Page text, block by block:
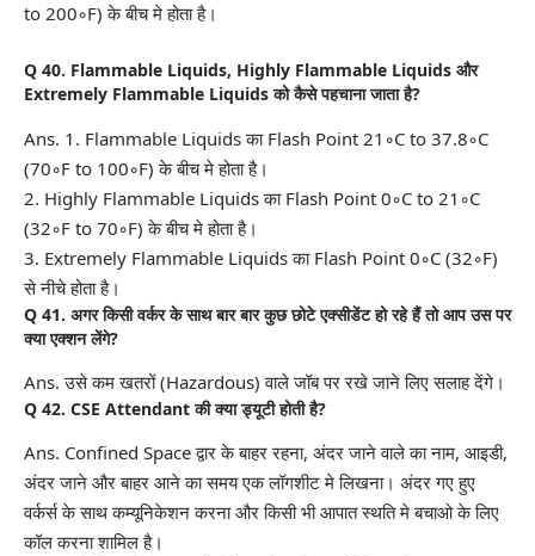
to 200◦F) के बीच मे होता है।
Q 40. Flammable Liquids, Highly Flammable Liquids और
Extremely Flammable Liquids को कैसे पहचाना जाता है?
Ans. 1. Flammable Liquids का Flash Point 21◦C to 37.8◦C
(70◦F to 100◦F) के बीच मे होता है।
2. Highly Flammable Liquids का Flash Point 0◦C to 21◦C
(32◦F to 70◦F) के बीच मे होता है।
3. Extremely Flammable Liquids का Flash Point 0◦C (32◦F)
से नीचे होता है।
Q 41. अगर किसी वर्कर के साथ बार बार कुछ छोटे एक्सीडेंट हो रहे हैं तो आप उस पर
क्या एक्शन लेंगे?
Ans. उसे कम खतरों (Hazardous) वाले जॉब पर रखे जाने लिए सलाह देंगे।
Q 42. CSE Attendantकी क्या ड्यूटी होती है?
Ans. Confined Space द्वार के बाहर रहना, अंदर जाने वाले का नाम, आइडी,
अंदर जाने और बाहर आने का समय एक लॉगशीट मे लिखना। अंदर गए हुए
वर्कर्स के साथ कम्यूनिकेशन करना और किसी भी आपात स्थति मे बचाओ के लिए
कॉल करना शामिल है।